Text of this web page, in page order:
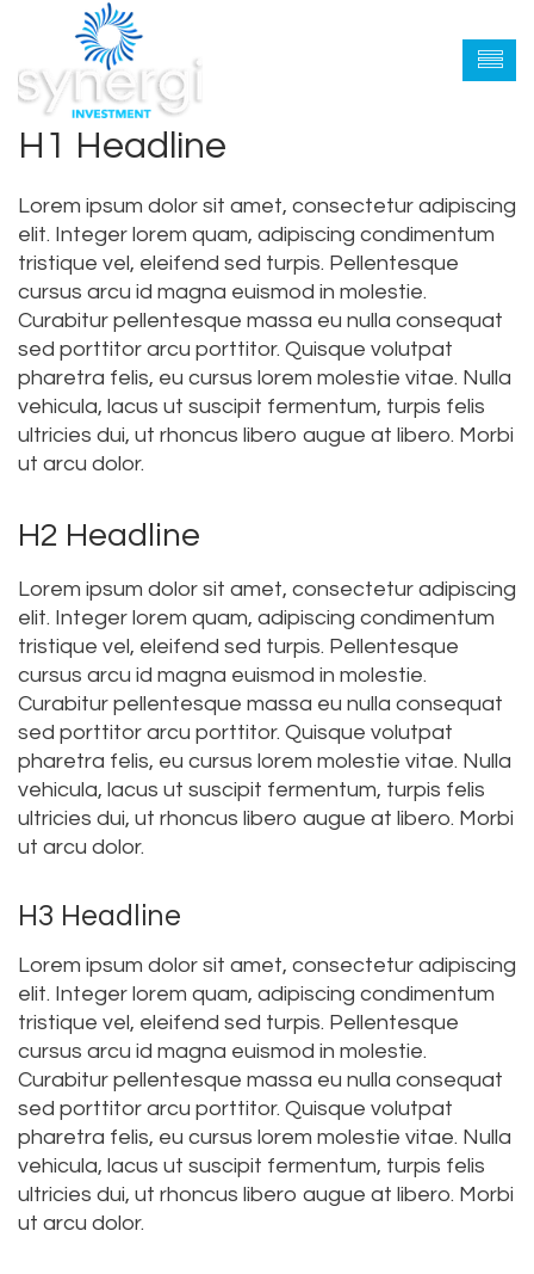
H1 Headline
Lorem ipsum dolor sit amet, consectetur adipiscing
elit. Integer lorem quam, adipiscing condimentum
tristique vel, eleifend sed turpis. Pellentesque
cursus arcu id magna euismod in molestie.
Curabitur pellentesque massa eu nulla consequat
sed porttitor arcu porttitor. Quisque volutpat
pharetra felis, eu cursus lorem molestie vitae. Nulla
vehicula, lacus ut suscipit fermentum, turpis felis
ultricies dui, ut rhoncus libero augue at libero. Morbi
ut arcu dolor.
H2 Headline
Lorem ipsum dolor sit amet, consectetur adipiscing
elit. Integer lorem quam, adipiscing condimentum
tristique vel, eleifend sed turpis. Pellentesque
cursus arcu id magna euismod in molestie.
Curabitur pellentesque massa eu nulla consequat
sed porttitor arcu porttitor. Quisque volutpat
pharetra felis, eu cursus lorem molestie vitae. Nulla
vehicula, lacus ut suscipit fermentum, turpis felis
ultricies dui, ut rhoncus libero augue at libero. Morbi
ut arcu dolor.
H3 Headline
Lorem ipsum dolor sit amet, consectetur adipiscing
elit. Integer lorem quam, adipiscing condimentum
tristique vel, eleifend sed turpis. Pellentesque
cursus arcu id magna euismod in molestie.
Curabitur pellentesque massa eu nulla consequat
sed porttitor arcu porttitor. Quisque volutpat
pharetra felis, eu cursus lorem molestie vitae. Nulla
vehicula, lacus ut suscipit fermentum, turpis felis
ultricies dui, ut rhoncus libero augue at libero. Morbi
ut arcu dolor.